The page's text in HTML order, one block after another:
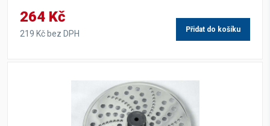
264 Kč
219 Kč bez DPH Přidat do košíku